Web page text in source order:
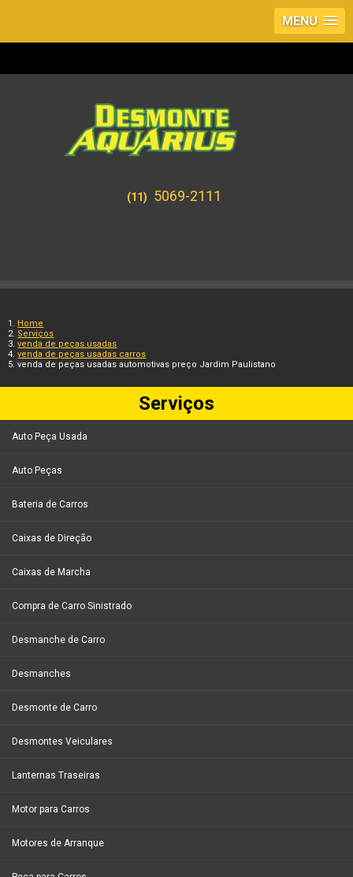
MENU
(11) 5069-2111
Home
Serviços
venda de peças usadas
venda de peças usadas carros
venda de peças usadas automotivas preço Jardim Paulistano
Serviços
Auto Peça Usada
Auto Peças
Bateria de Carros
Caixas de Direção
Caixas de Marcha
Compra de Carro Sinistrado
Desmanche de Carro
Desmanches
Desmonte de Carro
Desmontes Veiculares
Lanternas Traseiras
Motor para Carros
Motores de Arranque